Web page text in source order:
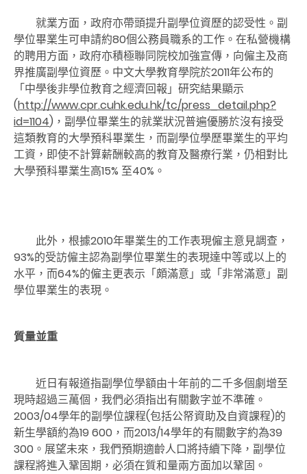
就業方面，政府亦帶頭提升副學位資歷的認受性。副
學位畢業生可申請約80個公務員職系的工作。在私營機構
的聘用方面，政府亦積極聯同院校加強宣傳，向僱主及商
界推廣副學位資歷。中文大學教育學院於2011年公布的
「中學後非學位教育之經濟回報」研究結果顯示
(http://www.cpr.cuhk.edu.hk/tc/press_detail.php?
id=1104)，副學位畢業生的就業狀況普遍優勝於沒有接受
這類教育的大學預科畢業生，而副學位學歷畢業生的平均
工資，即使不計算薪酬較高的教育及醫療行業，仍相對比
大學預科畢業生高15% 至40%。
此外，根據2010年畢業生的工作表現僱主意見調查，
93%的受訪僱主認為副學位畢業生的表現達中等或以上的
水平，而64%的僱主更表示「頗滿意」或「非常滿意」副
學位畢業生的表現。
質量並重
近日有報道指副學位學額由十年前的二千多個劇增至
現時超過三萬個，我們必須指出有關數字並不準確。
2003/04學年的副學位課程(包括公帑資助及自資課程)的
新生學額約為19 600，而2013/14學年的有關數字約為39
300。展望未來，我們預期適齡人口將持續下降，副學位
課程將進入鞏固期，必須在質和量兩方面加以鞏固。